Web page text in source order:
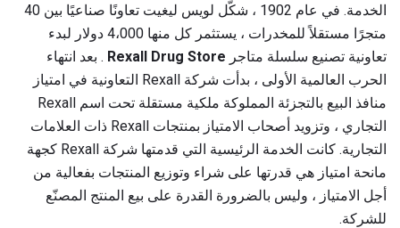
الخدمة. في عام 1902 ، شكّل لويس ليغيت تعاونًا صناعيًا بين 40
متجرًا مستقلاً للمخدرات ، يستثمر كل منها 4،000 دولار لبدء
تعاونية تصنيع سلسلة متاجر Rexall Drug Store . بعد انتهاء
الحرب العالمية الأولى ، بدأت شركة Rexall التعاونية في امتياز
منافذ البيع بالتجزئة المملوكة ملكية مستقلة تحت اسم Rexall
التجاري ، وتزويد أصحاب الامتياز بمنتجات Rexall ذات العلامات
التجارية. كانت الخدمة الرئيسية التي قدمتها شركة Rexall كجهة
مانحة امتياز هي قدرتها على شراء وتوزيع المنتجات بفعالية من
أجل الامتياز ، وليس بالضرورة القدرة على بيع المنتج المصنّع
للشركة.